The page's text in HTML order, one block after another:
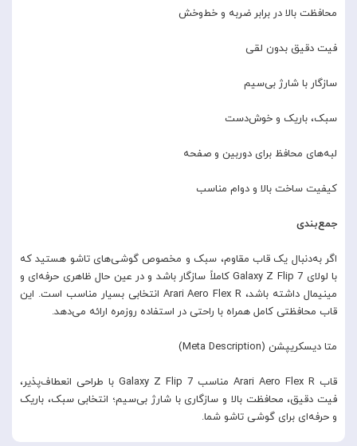
محافظت بالا در برابر ضربه و خط‌وخش
فیت دقیق بدون لقی
سازگار با شارژ بی‌سیم
سبک، باریک و خوش‌دست
لبه‌های محافظ برای دوربین و صفحه
کیفیت ساخت بالا و دوام مناسب
جمع‌بندی
اگر به‌دنبال یک قاب مقاوم، سبک و مخصوص گوشی‌های تاشو هستید که
با لولای Galaxy Z Flip 7 کاملاً سازگار باشد و در عین حال ظاهری حرفه‌ای و
مینیمال داشته باشد، Arari Aero Flex R انتخابی بسیار مناسب است. این
قاب محافظتی کامل همراه با راحتی در استفاده روزمره ارائه می‌دهد.
متا دیسکریپشن (Meta Description)
قاب Arari Aero Flex R مناسب Galaxy Z Flip 7 با طراحی انعطاف‌پذیر،
فیت دقیق، محافظت بالا و سازگاری با شارژ بی‌سیم؛ انتخابی سبک، باریک
و حرفه‌ای برای گوشی تاشو شما.